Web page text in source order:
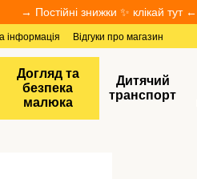
→ Постійні знижки ✨ клікай тут ←
інформація Відгуки про магазин
Догляд та
безпека
малюка
Дитячий
транспорт